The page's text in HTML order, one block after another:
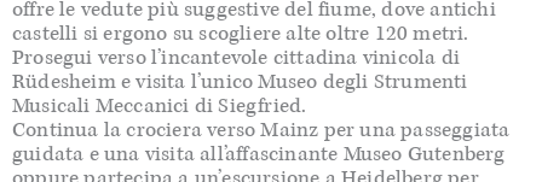
offre le vedute più suggestive del fiume, dove antichi
castelli si ergono su scogliere alte oltre 120 metri.
Prosegui verso l’incantevole cittadina vinicola di
Rüdesheim e visita l’unico Museo degli Strumenti
Musicali Meccanici di Siegfried.
Continua la crociera verso Mainz per una passeggiata
guidata e una visita all’affascinante Museo Gutenberg